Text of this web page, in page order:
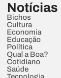
Notícias
Bichos
Cultura
Economia
Educação
Política
Qual a Boa?
Cotidiano
Saúde